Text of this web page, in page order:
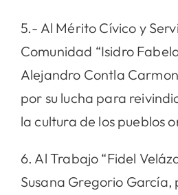
5.- Al Mérito Cívico y
Comunidad “Isidro
Alejandro Contla
por su lucha para
la cultura de los pueblos
6. Al Trabajo “Fidel
Susana Gregorio García,